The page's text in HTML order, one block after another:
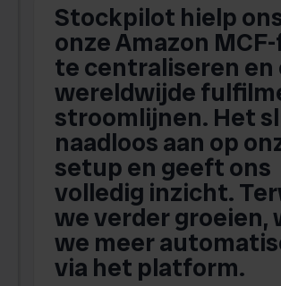
Stockpilot hielp
onze Amazon
te centraliseren en
wereldwijde
stroomlijnen. Het
naadloos aan op
setup en geeft ons
volledig inzicht.
we verder groeien,
we meer
via het platform.